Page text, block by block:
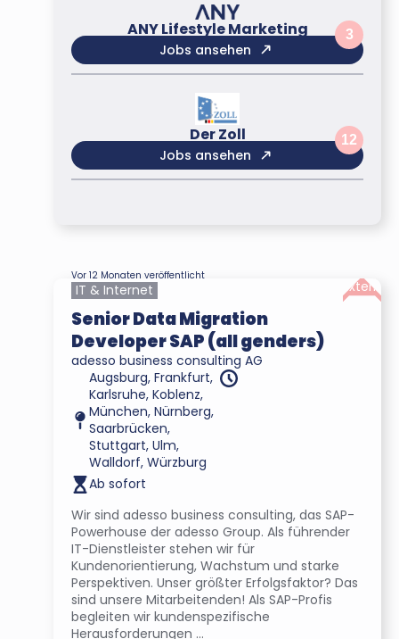
ANY Lifestyle Marketing 3
Jobs ansehen
Der Zoll 12
Jobs ansehen
Vor 12 Monaten veröffentlicht
IT & Internet
Senior Data Migration
Developer SAP (all genders)
adesso business consulting AG
Augsburg, Frankfurt,
Karlsruhe, Koblenz,
München, Nürnberg,
Saarbrücken,
Stuttgart, Ulm,
Walldorf, Würzburg
Ab sofort
Wir sind adesso business consulting, das SAP-
Powerhouse der adesso Group. Als führender
IT-Dienstleister stehen wir für
Kundenorientierung, Wachstum und starke
Perspektiven. Unser größter Erfolgsfaktor? Das
sind unsere Mitarbeitenden! Als SAP-Profis
begleiten wir kundenspezifische
Herausforderungen ...
Extern